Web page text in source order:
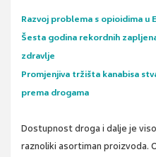
Razvoj problema s opioidima u
Šesta godina rekordnih
zdravlje
Promjenjiva tržišta kanabisa
prema drogama
Dostupnost droga i dalje je
raznoliki asortiman proizvoda.